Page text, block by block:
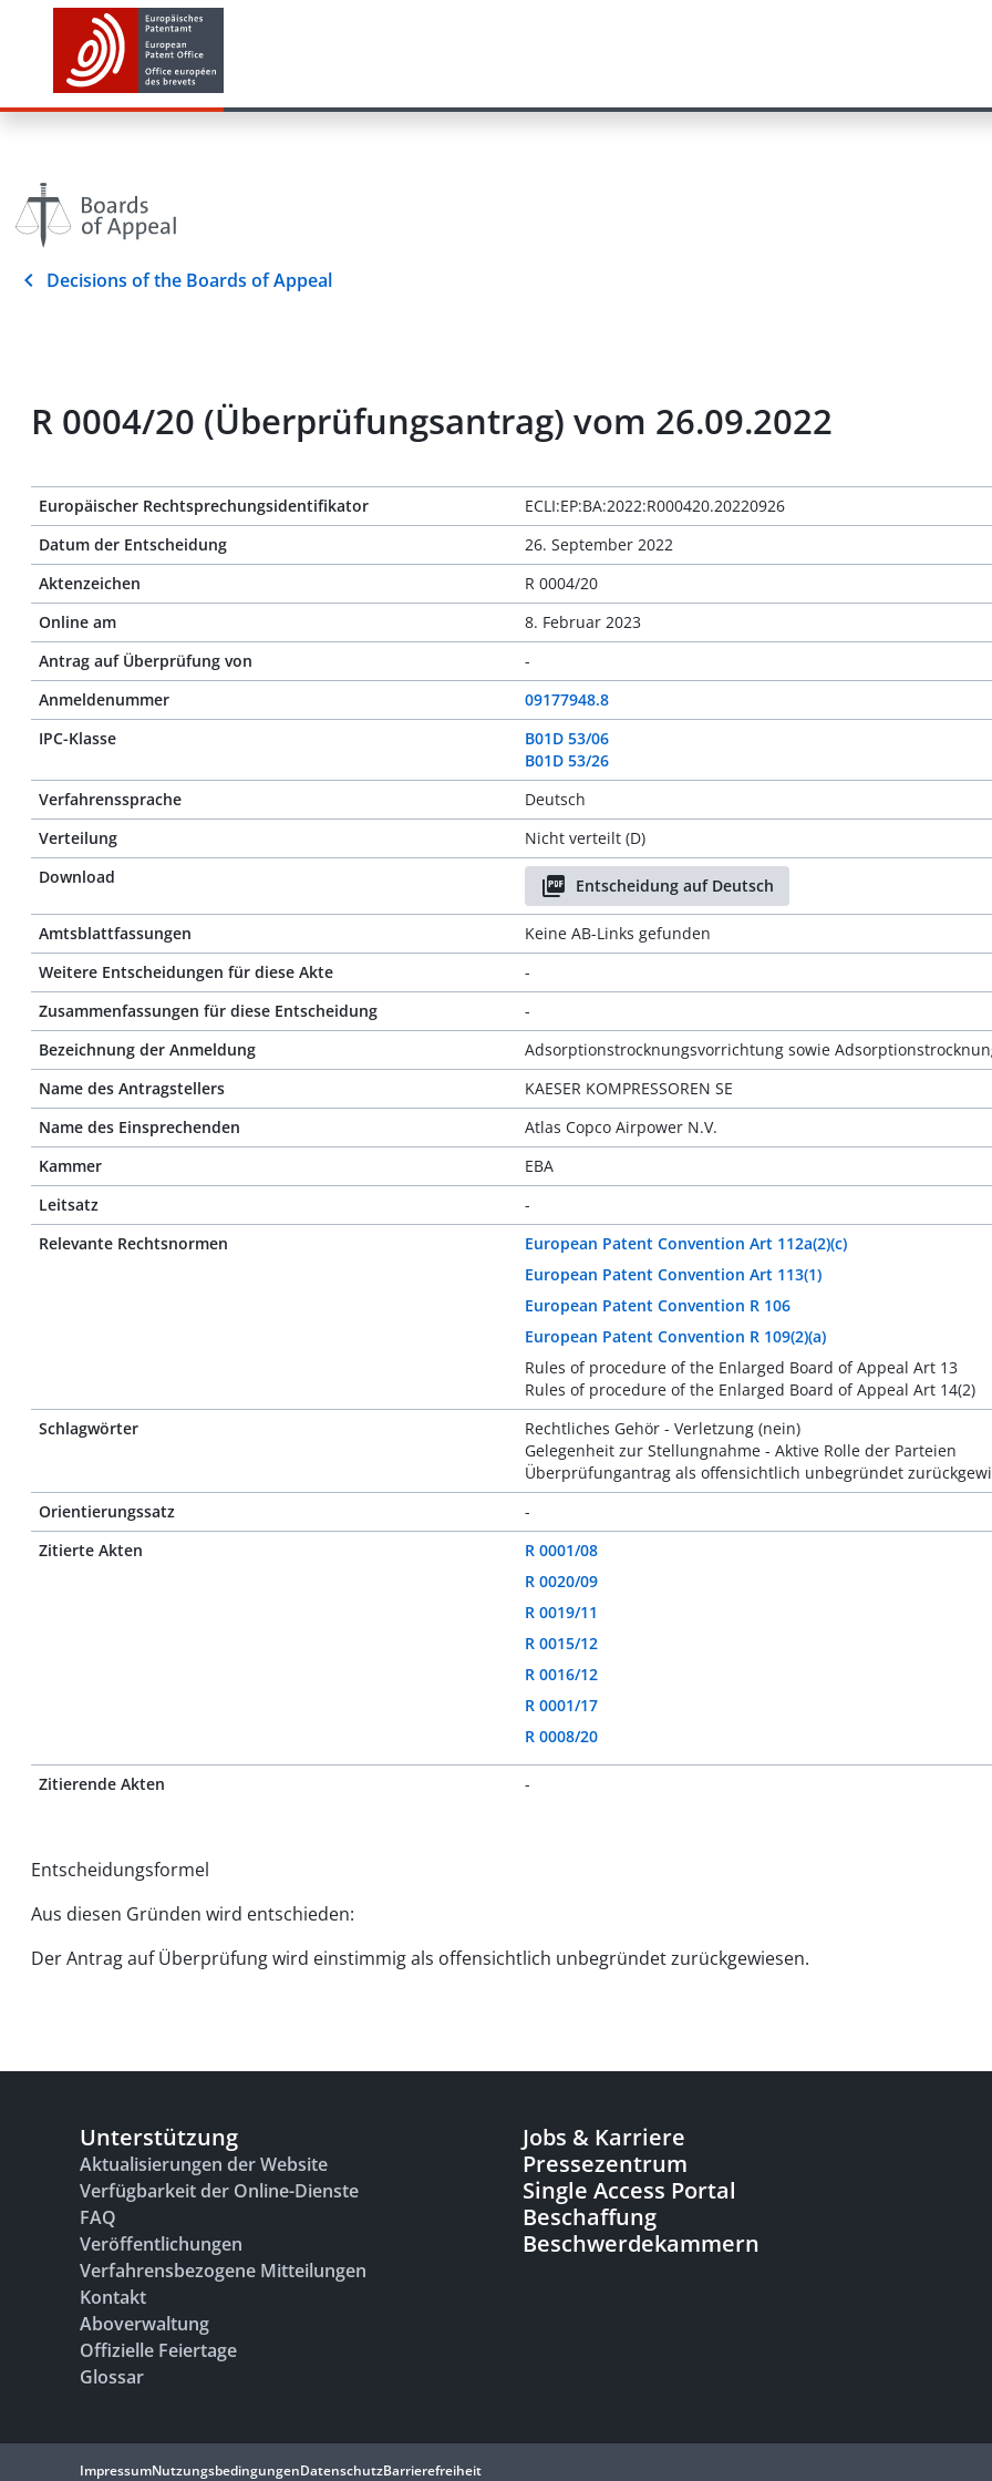
Decisions of the Boards of Appeal
R 0004/20 (Überprüfungsantrag) vom 26.09.2022
Europäischer Rechtsprechungsidentifikator
ECLI:EP:BA:2022:R000420.20220926
Datum der Entscheidung
26. September 2022
Aktenzeichen
R 0004/20
Online am
8. Februar 2023
Antrag auf Überprüfung von
-
Anmeldenummer
09177948.8
IPC-Klasse
B01D 53/06
B01D 53/26
Verfahrenssprache
Deutsch
Verteilung
Nicht verteilt (D)
Download
Entscheidung auf Deutsch
Amtsblattfassungen
Keine AB-Links gefunden
Weitere Entscheidungen für diese Akte
-
Zusammenfassungen für diese Entscheidung
-
Bezeichnung der Anmeldung
Adsorptionstrocknungsvorrichtung sowie
Name des Antragstellers
KAESER KOMPRESSOREN SE
Name des Einsprechenden
Atlas Copco Airpower N.V.
Kammer
EBA
Leitsatz
-
Relevante Rechtsnormen
European Patent Convention Art 112a(2)(c)
European Patent Convention Art 113(1)
European Patent Convention R 106
European Patent Convention R 109(2)(a)
Rules of procedure of the Enlarged Board of Appeal Art 13
Rules of procedure of the Enlarged Board of Appeal Art 14(2)
Schlagwörter
Rechtliches Gehör - Verletzung (nein)
Gelegenheit zur Stellungnahme - Aktive Rolle der Parteien
Überprüfungantrag als offensichtlich unbegründet
Orientierungssatz
-
Zitierte Akten
R 0001/08
R 0020/09
R 0019/11
R 0015/12
R 0016/12
R 0001/17
R 0008/20
Zitierende Akten -
Entscheidungsformel
Aus diesen Gründen wird entschieden:
Der Antrag auf Überprüfung wird einstimmig als offensichtlich unbegründet zurückgewiesen.
Unterstützung
Aktualisierungen der Website
Verfügbarkeit der Online-Dienste
FAQ
Veröffentlichungen
Verfahrensbezogene Mitteilungen
Kontakt
Aboverwaltung
Offizielle Feiertage
Glossar
Jobs & Karriere
Pressezentrum
Single Access Portal
Beschaffung
Beschwerdekammern
ImpressumNutzungsbedingungenDatenschutzBarrierefreiheit